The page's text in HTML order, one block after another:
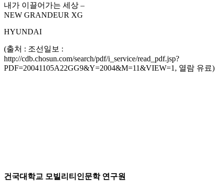
내가 이끌어가는 세상 –
NEW GRANDEUR XG
HYUNDAI
(출처 : 조선일보 :
http://cdb.chosun.com/search/pdf/i_service/read_pdf.jsp?
PDF=20041105A22GG9&Y=2004&M=11&VIEW=1, 열람 유료)
건국대학교 모빌리티인문학 연구원